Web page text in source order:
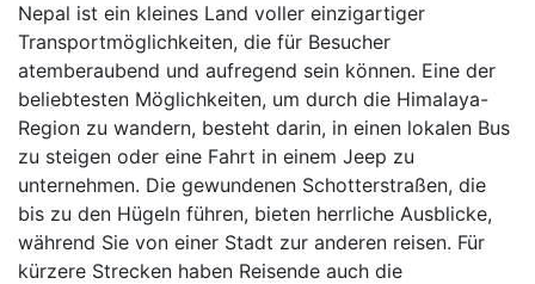
Nepal ist ein kleines Land voller einzigartiger
Transportmöglichkeiten, die für Besucher
atemberaubend und aufregend sein können. Eine der
beliebtesten Möglichkeiten, um durch die Himalaya-
Region zu wandern, besteht darin, in einen lokalen Bus
zu steigen oder eine Fahrt in einem Jeep zu
unternehmen. Die gewundenen Schotterstraßen, die
bis zu den Hügeln führen, bieten herrliche Ausblicke,
während Sie von einer Stadt zur anderen reisen. Für
kürzere Strecken haben Reisende auch die